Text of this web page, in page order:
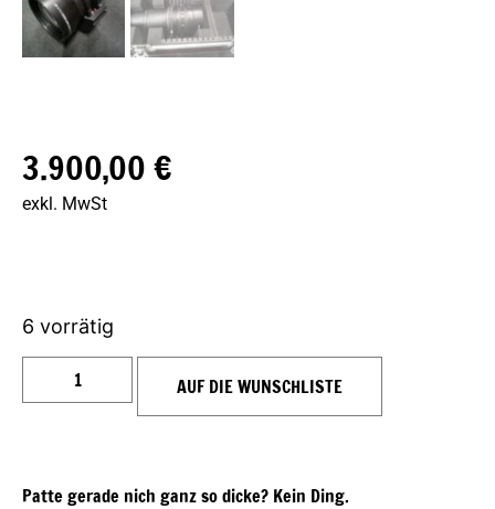
3.900,00€
exkl. MwSt
6 vorrätig
AUF DIE WUNSCHLISTE
Patte gerade nich ganz so dicke? Kein Ding.